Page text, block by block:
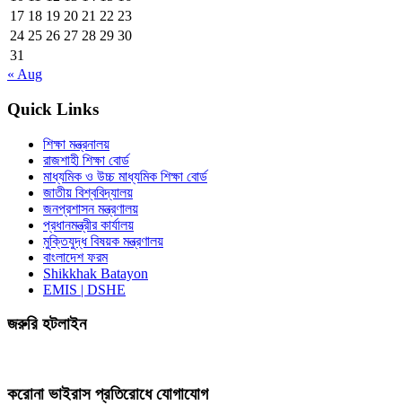
17 18 19 20 21 22 23
24 25 26 27 28 29 30
31
« Aug
Quick Links
শিক্ষা মন্ত্রনালয়
রাজশাহী শিক্ষা বোর্ড
মাধ্যমিক ও উচ্চ মাধ্যমিক শিক্ষা বোর্ড
জাতীয় বিশ্ববিদ্যালয়
জনপ্রশাসন মন্ত্রণালয়
প্রধানমন্ত্রীর কার্যালয়
মুক্তিযুদ্ধ বিষয়ক মন্ত্রণালয়
বাংলাদেশ ফরম
Shikkhak Batayon
EMIS | DSHE
জরুরি হটলাইন
করোনা ভাইরাস প্রতিরোধে যোগাযোগ